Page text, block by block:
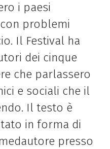
i paesi
problemi
Il Festival ha
dei cinque
che parlassero
e sociali che il
Il testo è
in forma di
presso